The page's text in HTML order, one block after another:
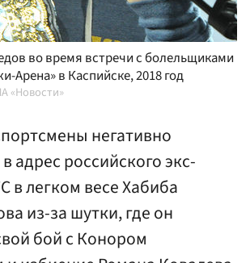
во время встречи с болельщиками
Арена» в Каспийске, 2018 год
«Новости»
негативно
адрес российского экс-
в легком весе Хабиба
из-за шутки, где он
бой с Конором